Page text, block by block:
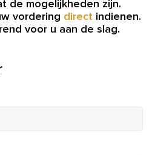
de mogelijkheden zijn.
vordering direct indienen.
voor u aan de slag.